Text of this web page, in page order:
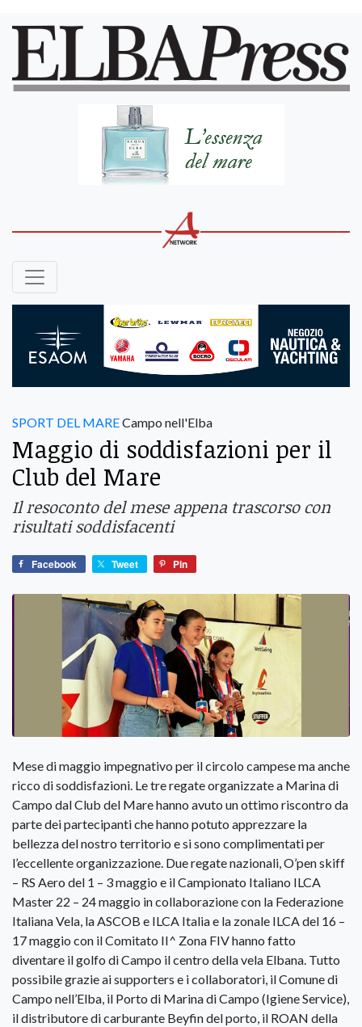
SPORT DEL MARECampo nell'Elba
Maggio di soddisfazioni per il
Club del Mare
Il resoconto del mese appena trascorso con
risultati soddisfacenti
Facebook Tweet Pin
Mese di maggio impegnativo per il circolo campese ma anche
ricco di soddisfazioni. Le tre regate organizzate a Marina di
Campo dal Club del Mare hanno avuto un ottimo riscontro da
parte dei partecipanti che hanno potuto apprezzare la
bellezza del nostro territorio e si sono complimentati per
l’eccellente organizzazione. Due regate nazionali, O’pen skiff
– RS Aero del 1 – 3 maggio e il Campionato Italiano ILCA
Master 22 – 24 maggio in collaborazione con la Federazione
Italiana Vela, la ASCOB e ILCA Italia e la zonale ILCA del 16 –
17 maggio con il Comitato II^ Zona FIV hanno fatto
diventare il golfo di Campo il centro della vela Elbana. Tutto
possibile grazie ai supporters e i collaboratori, il Comune di
Campo nell’Elba, il Porto di Marina di Campo (Igiene Service),
il distributore di carburante Beyfin del porto, il ROAN della